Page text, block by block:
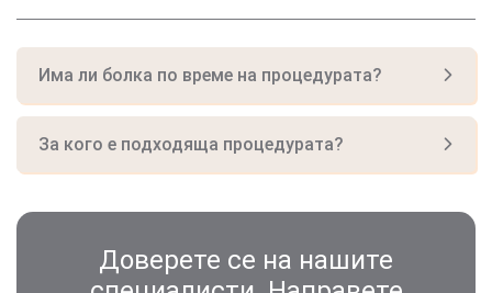
Има ли болка по време на процедурата?
За кого е подходяща процедурата?
Доверете се на нашите